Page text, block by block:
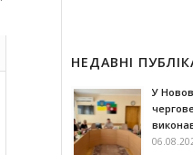
НЕДАВНІ
У